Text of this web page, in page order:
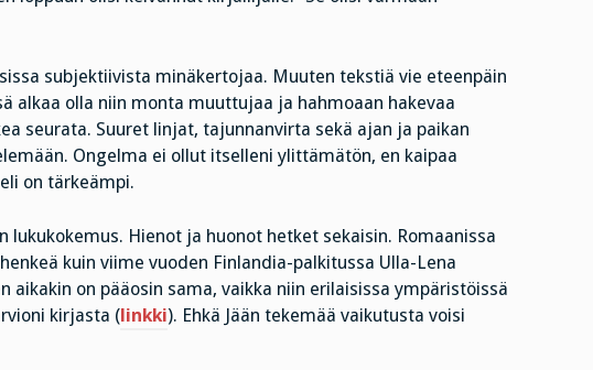
subjektiivista minäkertojaa. Muuten tekstiä vie eteenpäin
alkaa olla niin monta muuttujaa ja hahmoaan hakevaa
seurata. Suuret linjat, tajunnanvirta sekä ajan ja paikan
Ongelma ei ollut itselleni ylittämätön, en kaipaa
on tärkeämpi.
lukukokemus. Hienot ja huonot hetket sekaisin. Romaanissa
kuin viime vuoden Finlandia-palkitussa Ulla-Lena
aikakin on pääosin sama, vaikka niin erilaisissa ympäristöissä
kirjasta (linkki). Ehkä Jään tekemää vaikutusta voisi